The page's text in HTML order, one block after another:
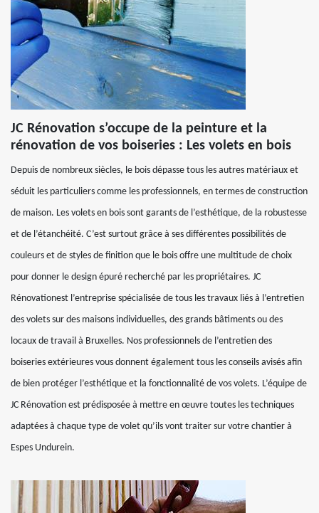
JC Rénovation s’occupe de la peinture et la
rénovation de vos boiseries : Les volets en bois
Depuis de nombreux siècles, le bois dépasse tous les autres matériaux et
séduit les particuliers comme les professionnels, en termes de construction
de maison. Les volets en bois sont garants de l’esthétique, de la robustesse
et de l’étanchéité. C’est surtout grâce à ses différentes possibilités de
couleurs et de styles de finition que le bois offre une multitude de choix
pour donner le design épuré recherché par les propriétaires. JC
Rénovationest l’entreprise spécialisée de tous les travaux liés à l’entretien
des volets sur des maisons individuelles, des grands bâtiments ou des
locaux de travail à Bruxelles. Nos professionnels de l’entretien des
boiseries extérieures vous donnent également tous les conseils avisés afin
de bien protéger l’esthétique et la fonctionnalité de vos volets. L’équipe de
JC Rénovation est prédisposée à mettre en œuvre toutes les techniques
adaptées à chaque type de volet qu’ils vont traiter sur votre chantier à
Espes Undurein.